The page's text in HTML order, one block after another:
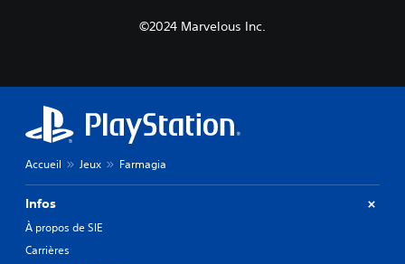
©2024 Marvelous Inc.
Accueil Jeux Farmagia
Infos
À propos de SIE
Carrières